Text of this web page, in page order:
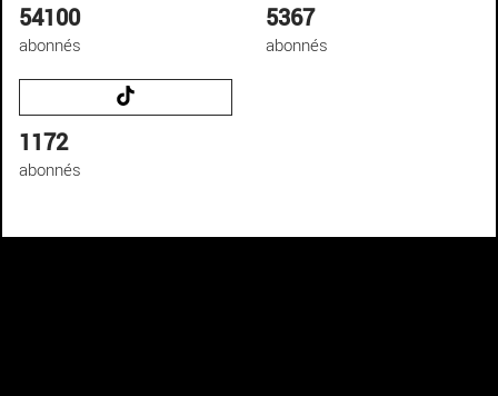
54100
abonnés
5367
abonnés
1172
abonnés